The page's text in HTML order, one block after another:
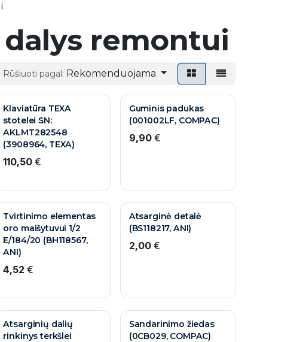
remontui
Rūšiuoti pagal: Rekomenduojama
Klaviatūra TEXA
stotelei SN:
AKLMT282548
(3908964, TEXA)
110,50 €
3 M. GARANTIJA
Guminis padukas
(001002LF, COMPAC)
9,90€
Tvirtinimo elementas
oro maišytuvui 1/2
E/184/20 (BH118567,
ANI)
4,52 €
Atsarginė detalė
(BS118217, ANI)
2,00€
VOKIŠKA KOKYBĖ
Atsarginių dalių
rinkinys terkšlei
Sandarinimo žiedas
(0CB029, COMPAC)